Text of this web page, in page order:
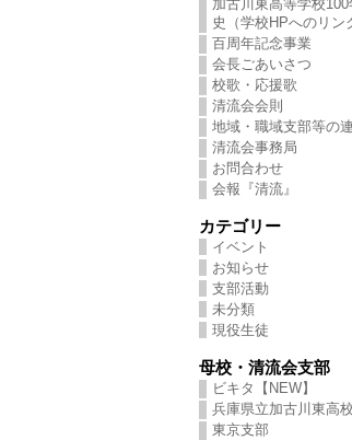
加古川東高等学校
史（学校HPへのリン
百周年記念事業
会長ごあいさつ
校歌・応援歌
清流会会則
地域・職域支部等の
清流会事務局
お問合わせ
会報『清流』
カテゴリー
イベント
お知らせ
支部活動
未分類
現役生徒
母校・清流会支部
ビキタ【NEW】
兵庫県立加古川東高校
東京支部